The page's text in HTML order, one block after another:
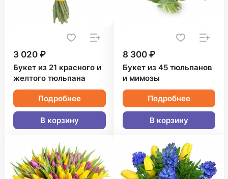
3 020 ₽
Букет из 21 красного и
желтого тюльпана
Подробнее
В корзину
8 300 ₽
Букет из 45 тюльпанов
и мимозы
Подробнее
В корзину